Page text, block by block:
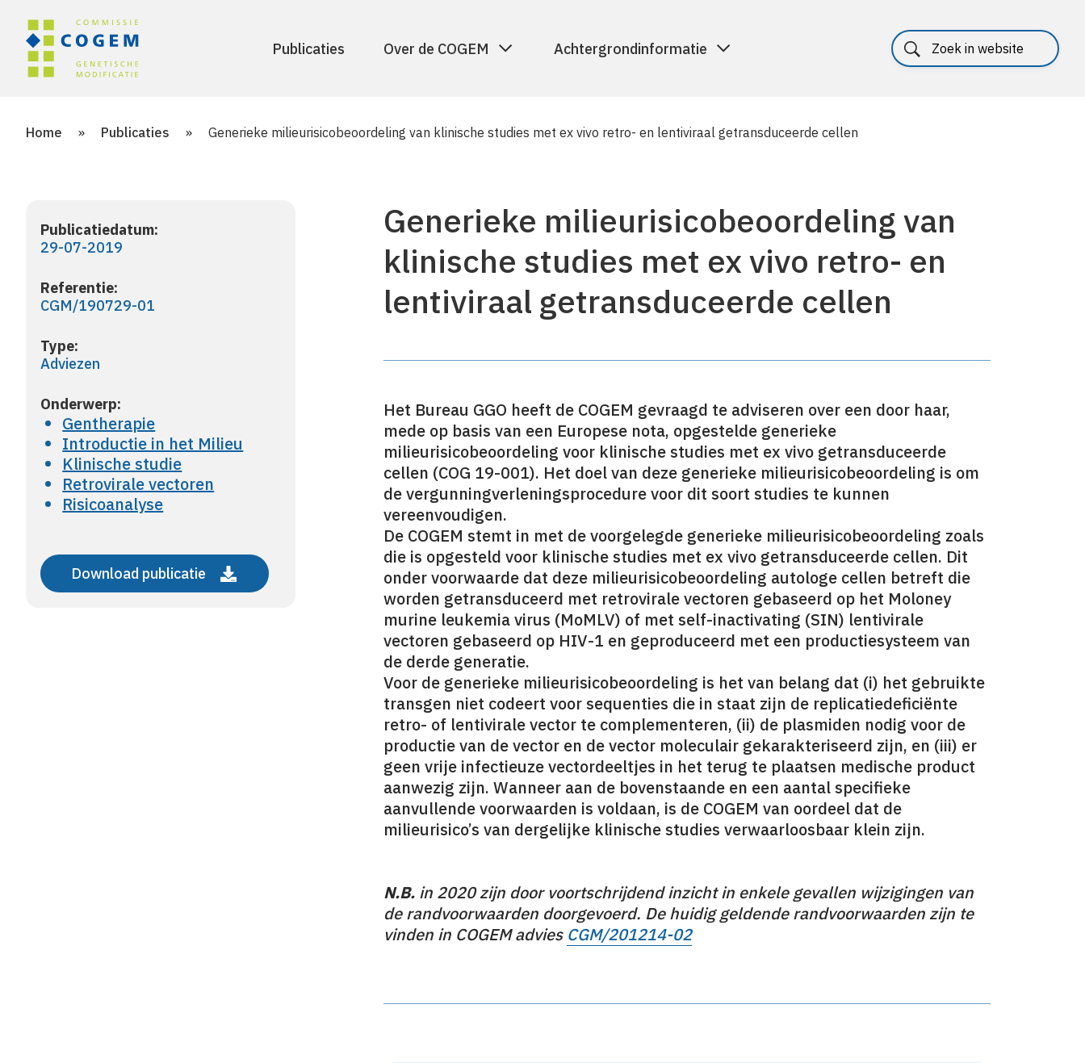
Publicaties Over de COGEM Achtergrondinformatie
Home » Publicaties » Generieke milieurisicobeoordeling van klinische studies met ex vivo retro- en lentiviraal getransduceerde cellen
Publicatiedatum:
29-07-2019
Referentie:
CGM/190729-01
Type:
Adviezen
Onderwerp:
Gentherapie
Introductie in het Milieu
Klinische studie
Retrovirale vectoren
Risicoanalyse
Download publicatie
Generieke milieurisicobeoordeling van
klinische studies met ex vivo retro- en
lentiviraal getransduceerde cellen
Het Bureau GGO heeft de COGEM gevraagd te adviseren over een door haar,
mede op basis van een Europese nota, opgestelde generieke
milieurisicobeoordeling voor klinische studies met ex vivo getransduceerde
cellen (COG 19-001). Het doel van deze generieke milieurisicobeoordeling is om
de vergunningverleningsprocedure voor dit soort studies te kunnen
vereenvoudigen.
De COGEM stemt in met de voorgelegde generieke milieurisicobeoordeling zoals
die is opgesteld voor klinische studies met ex vivo getransduceerde cellen. Dit
onder voorwaarde dat deze milieurisicobeoordeling autologe cellen betreft die
worden getransduceerd met retrovirale vectoren gebaseerd op het Moloney
murine leukemia virus (MoMLV) of met self-inactivating (SIN) lentivirale
vectoren gebaseerd op HIV-1 en geproduceerd met een productiesysteem van
de derde generatie.
Voor de generieke milieurisicobeoordeling is het van belang dat (i) het gebruikte
transgen niet codeert voor sequenties die in staat zijn de replicatiedeficiënte
retro- of lentivirale vector te complementeren, (ii) de plasmiden nodig voor de
productie van de vector en de vector moleculair gekarakteriseerd zijn, en (iii) er
geen vrije infectieuze vectordeeltjes in het terug te plaatsen medische product
aanwezig zijn. Wanneer aan de bovenstaande en een aantal specifieke
aanvullende voorwaarden is voldaan, is de COGEM van oordeel dat de
milieurisico’s van dergelijke klinische studies verwaarloosbaar klein zijn.
N.B. in 2020 zijn door voortschrijdend inzicht in enkele gevallen wijzigingen van
de randvoorwaarden doorgevoerd. De huidig geldende randvoorwaarden zijn te
vinden in COGEM advies CGM/201214-02